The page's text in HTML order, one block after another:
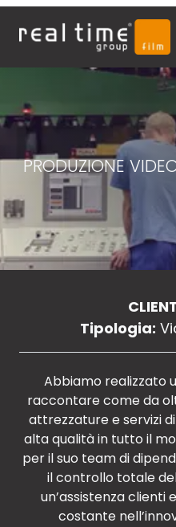
PRODUZIONE
Tipologia:
Abbiamo realizzato
raccontare come da
attrezzature e servizi
alta qualità in tutto il
per il suo team di
il controllo totale
un’assistenza clienti
costante